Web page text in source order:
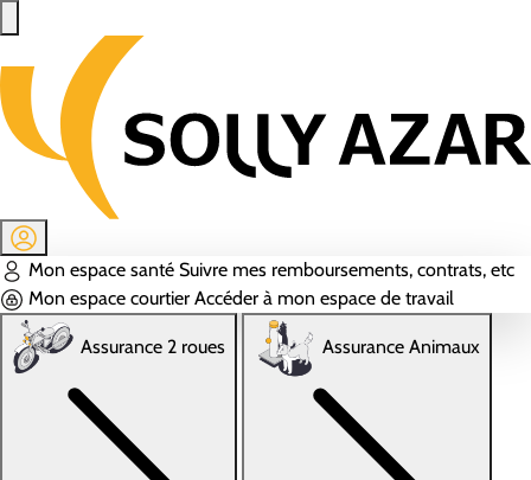
Mon espace santé Suivre mes remboursements, contrats, etc
Mon espace courtier Accéder à mon espace de travail
Assurance 2 roues Assurance Animaux